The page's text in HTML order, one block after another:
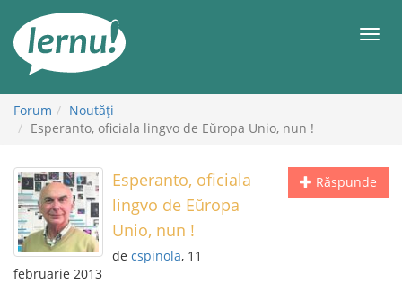
conținut
Forum
Noutăţi
Esperanto, oficiala lingvo de Eŭropa Unio, nun !
Răspunde
Esperanto, oficiala
lingvo de Eŭropa
Unio, nun !
de cspinola, 11
februarie 2013